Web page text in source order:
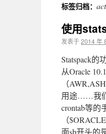
标签归档：
使用
发表于2014 年
Statspack
从Oracle
（
用途……我
crontab等的
（
面sb开头的